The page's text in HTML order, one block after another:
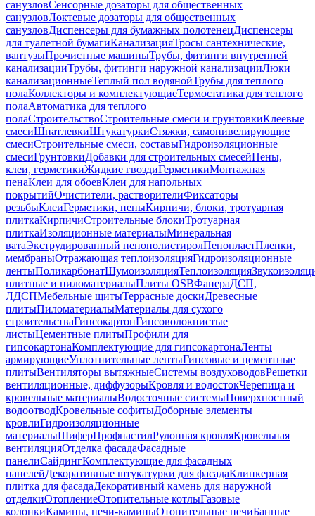
санузловСенсорные дозаторы для общественных
санузловЛоктевые дозаторы для общественных
санузловДиспенсеры для бумажных полотенецДиспенсеры
для туалетной бумагиКанализацияТросы сантехнические,
вантузыПрочистные машиныТрубы, фитинги внутренней
канализацииТрубы, фитинги наружной канализацииЛюки
канализационныеТеплый пол водянойТрубы для теплого
полаКоллекторы и комплектующиеТермостатика для теплого
полаАвтоматика для теплого
полаСтроительствоСтроительные смеси и грунтовкиКлеевые
смесиШпатлевкиШтукатуркиСтяжки, самонивелирующие
смесиСтроительные смеси, составыГидроизоляционные
смесиГрунтовкиДобавки для строительных смесейПены,
клеи, герметикиЖидкие гвоздиГерметикиМонтажная
пенаКлеи для обоевКлеи для напольных
покрытийОчистители, растворителиФиксаторы
резьбыКлеиГерметики, пеныКирпичи, блоки, тротуарная
плиткаКирпичиСтроительные блокиТротуарная
плиткаИзоляционные материалыМинеральная
ватаЭкструдированный пенополистиролПенопластПленки,
мембраныОтражающая теплоизоляцияГидроизоляционные
лентыПоликарбонатШумоизоляцияТеплоизоляция
плитные и пиломатериалыПлиты OSBФанераДСП,
ЛДСПМебельные щитыТеррасные доскиДревесные
плитыПиломатериалыМатериалы для сухого
строительстваГипсокартонГипсоволокнистые
листыЦементные плитыПрофили для
гипсокартонаКомплектующие для гипсокартонаЛенты
армирующиеУплотнительные лентыГипсовые и цементные
плитыВентиляторы вытяжныеСистемы воздуховодовРешетки
вентиляционные, диффузорыКровля и водостокЧерепица и
кровельные материалыВодосточные системыПоверхностный
водоотводКровельные софитыДоборные элементы
кровлиГидроизоляционные
материалыШиферПрофнастилРулонная кровляКровельная
вентиляцияОтделка фасадаФасадные
панелиСайдингКомплектующие для фасадных
панелейДекоративные штукатурки для фасадаКлинкерная
плитка для фасадаДекоративный камень для наружной
отделкиОтоплениеОтопительные котлыГазовые
колонкиКамины, печи-каминыОтопительные печиБанные